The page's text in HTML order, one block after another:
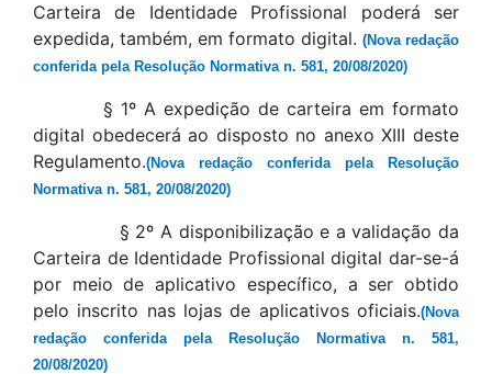
Carteira de Identidade Profissional poderá ser
expedida, também, em formato digital. (Nova redação
conferida pela Resolução Normativa n. 581, 20/08/2020)
§ 1º A expedição de carteira em formato
digital obedecerá ao disposto no anexo XIII deste
Regulamento.(Nova redação conferida pela Resolução
Normativa n. 581, 20/08/2020)
§ 2º A disponibilização e a validação da
Carteira de Identidade Profissional digital dar-se-á
por meio de aplicativo específico, a ser obtido
pelo inscrito nas lojas de aplicativos oficiais.(Nova
redação conferida pela Resolução Normativa n. 581,
20/08/2020)